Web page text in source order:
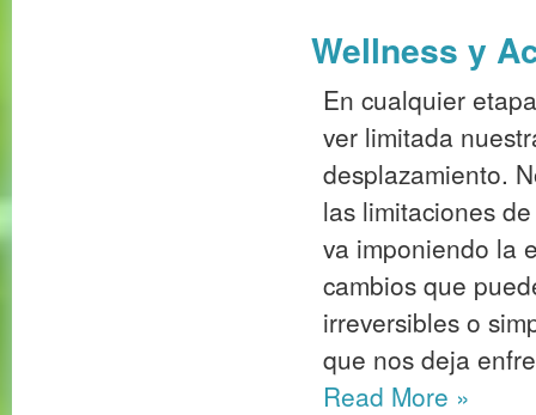
Wellness y
En cualquier
ver limitada
desplazamiento.
las limitaciones
va imponiendo la
cambios que
irreversibles o
que nos deja
Read More »